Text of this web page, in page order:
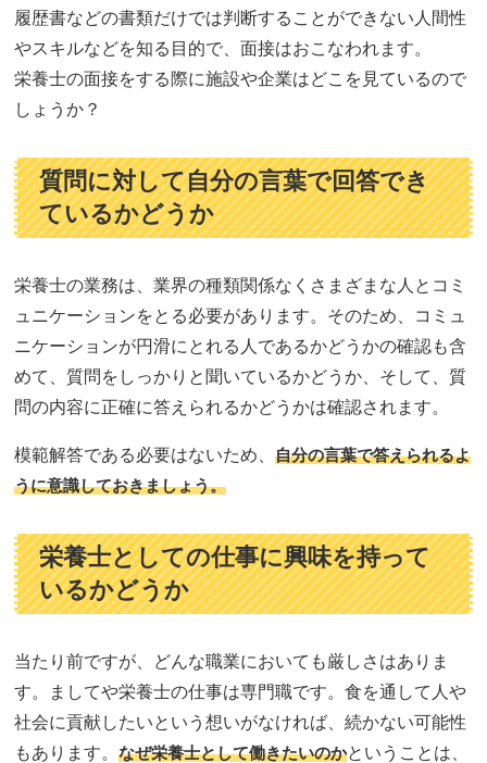
履歴書などの書類だけでは判断することができない人間性
やスキルなどを知る目的で、面接はおこなわれます。
栄養士の面接をする際に施設や企業はどこを見ているので
しょうか？
質問に対して自分の言葉で回答でき
ているかどうか
栄養士の業務は、業界の種類関係なくさまざまな人とコミ
ュニケーションをとる必要があります。そのため、コミュ
ニケーションが円滑にとれる人であるかどうかの確認も含
めて、質問をしっかりと聞いているかどうか、そして、質
問の内容に正確に答えられるかどうかは確認されます。
模範解答である必要はないため、自分の言葉で答えられるよ
うに意識しておきましょう。
栄養士としての仕事に興味を持って
いるかどうか
当たり前ですが、どんな職業においても厳しさはありま
す。ましてや栄養士の仕事は専門職です。食を通して人や
社会に貢献したいという想いがなければ、続かない可能性
もあります。なぜ栄養士として働きたいのかということは、